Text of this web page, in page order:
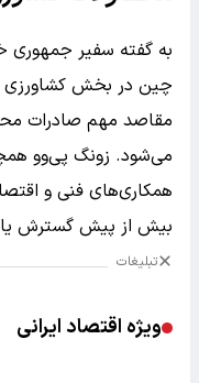
به گفته سفیر جمهوری
چین در بخش کشاورزی
مقاصد مهم صادرات
می‌شود. زونگ پی‌وو
همکاری‌های فنی و
بیش از پیش گسترش
تبلیغات
ویژه اقتصاد ایرانی